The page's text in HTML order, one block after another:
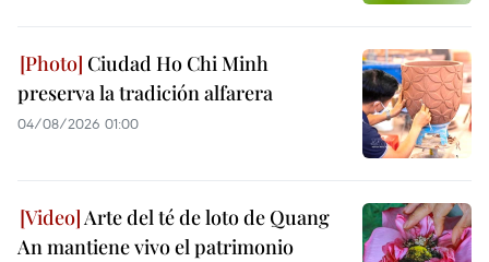
Ciudad Ho Chi Minh
preserva la tradición alfarera
04/08/2026 01:00
Arte del té de loto de Quang
An mantiene vivo el patrimonio